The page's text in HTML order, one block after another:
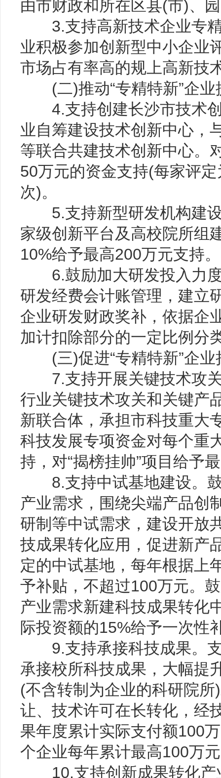
由市财政和所在区县(市)、
3.支持高新技术企业专精
业积极参加创新型中小企业
市场占有率高的规上高新技
(二)推动“专精特新”企业
4.支持创建长沙市技术创
业自筹建设技术创新中心，
等联合共建技术创新中心。
50万元的资金支持(每家评
次)。
5.支持新型研发机构建设
家级创新平台及高校院所组
10%给予最高200万元支持。
6.鼓励加大研发投入力度
研发经费会计账管理，建立
企业研发财政奖补，依据企
加计扣除部分的一定比例分
(三)促进“专精特新”企业
7.支持开展关键技术攻关
行业关键技术攻关和关键产
新联合体，承担市科技重大
科技发展专项资金对每个重
持，对“揭榜挂帅”项目给予
8.支持中试基地建设。鼓
产业需求，围绕尖端产品创
研制等中试需求，建设开放
技成果转化应用，促进新产
定的中试基地，每年根据上
予补贴，不超过100万元。
产业需求新建科技成果转化
际投资额的15%给予一次性
9.支持承接科技成果。支
承接校所科技成果，大幅提
(不含转制为企业的科研院
让、技术许可在长转化，经
果年度累计实际支付额100
个企业每年累计最高100万
10.支持创新成果转化产